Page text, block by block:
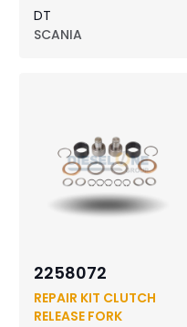
DT
SCANIA
2258072
REPAIR KIT CLUTCH
RELEASE FORK